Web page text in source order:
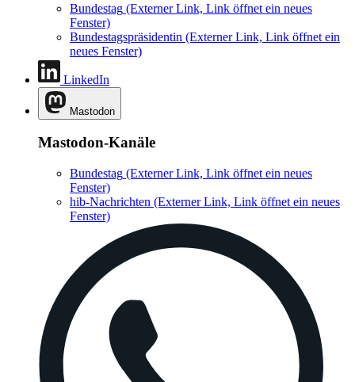
Bundestag (Externer Link, Link öffnet ein neues
Fenster)
Bundestagspräsidentin (Externer Link, Link öffnet ein
neues Fenster)
LinkedIn
Mastodon
Mastodon-Kanäle
Bundestag (Externer Link, Link öffnet ein neues
Fenster)
hib-Nachrichten (Externer Link, Link öffnet ein neues
Fenster)